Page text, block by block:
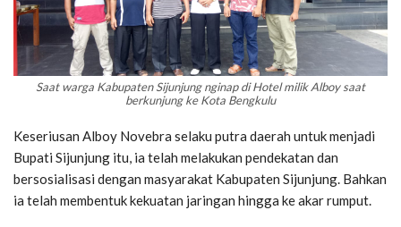
Saat warga Kabupaten Sijunjung nginap di Hotel milik Alboy saat
berkunjung ke Kota Bengkulu
Keseriusan Alboy Novebra selaku putra daerah untuk menjadi
Bupati Sijunjung itu, ia telah melakukan pendekatan dan
bersosialisasi dengan masyarakat Kabupaten Sijunjung. Bahkan
ia telah membentuk kekuatan jaringan hingga ke akar rumput.